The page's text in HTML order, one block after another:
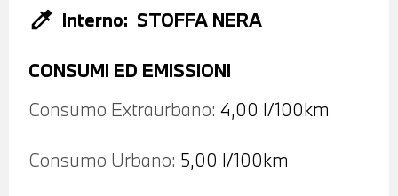
colorize Interno: STOFFA NERA
CONSUMI ED EMISSIONI
Consumo Extraurbano: 4,00 l/100km
Consumo Urbano: 5,00 l/100km